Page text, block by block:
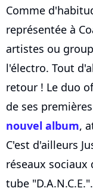
Comme
représentée à
artistes ou
l'électro. Tout
retour ! Le duo
de ses
nouvel album,
C'est d'ailleurs
réseaux sociaux
tube